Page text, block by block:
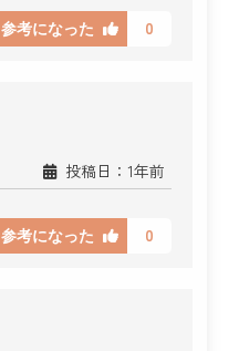
参考になった 0
投稿日：1年前
参考になった 0